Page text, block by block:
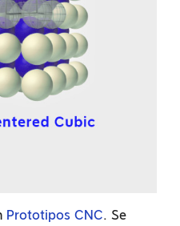
Prototipos CNC. Se